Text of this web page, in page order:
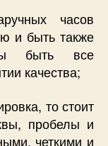
часов
и быть также
быть все
качества;
то стоит
пробелы и
четкими и